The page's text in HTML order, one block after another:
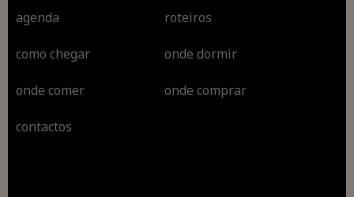
agenda roteiros
como chegar onde dormir
onde comer onde comprar
contactos